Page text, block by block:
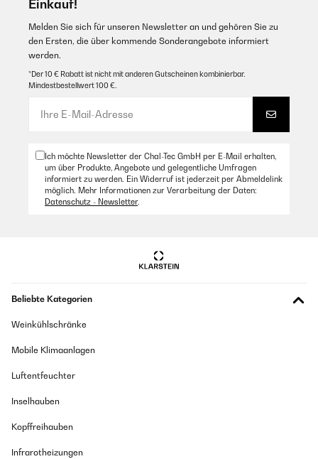
Einkauf!
Melden Sie sich für unseren Newsletter an und gehören Sie zu
den Ersten, die über kommende Sonderangebote informiert
werden.
*Der 10 € Rabatt ist nicht mit anderen Gutscheinen kombinierbar.
Mindestbestellwert 100 €.
Ich möchte Newsletter der Chal-Tec GmbH per E-Mail erhalten,
um über Produkte, Angebote und gelegentliche Umfragen
informiert zu werden. Ein Widerruf ist jederzeit per Abmeldelink
möglich. Mehr Informationen zur Verarbeitung der Daten:
Datenschutz - Newsletter.
Beliebte Kategorien
Weinkühlschränke
Mobile Klimaanlagen
Luftentfeuchter
Inselhauben
Kopffreihauben
Infrarotheizungen